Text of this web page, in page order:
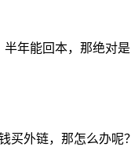
半年能回本，那绝对是
买外链，那怎么办呢？